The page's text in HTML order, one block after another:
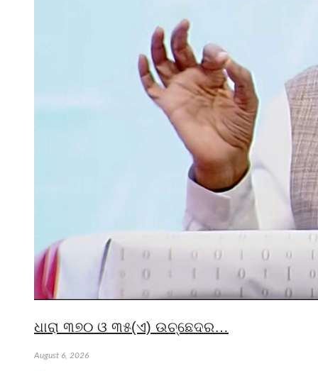
ଧାରା ୩୭୦ ଓ ୩୫(ଏ) ଉଚ୍ଛେଦର…
August 6, 2026